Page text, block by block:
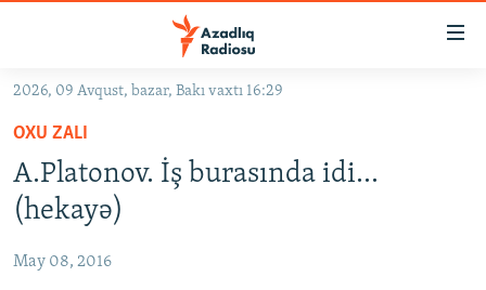
Əsas
qayıt
Əsas
naviqasiyaya
qayıt
#İZAHLA
KORRUPSIOMETR
#ƏSLINDƏ
FƏRQƏ BAX
2026, 09 Avqust, bazar, Bakı vaxtı 16:29
OXU ZALI
A.Platonov. İş burasında idi...
(hekayə)
May 08, 2016